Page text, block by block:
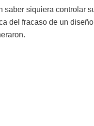
saber siquiera controlar
del fracaso de un